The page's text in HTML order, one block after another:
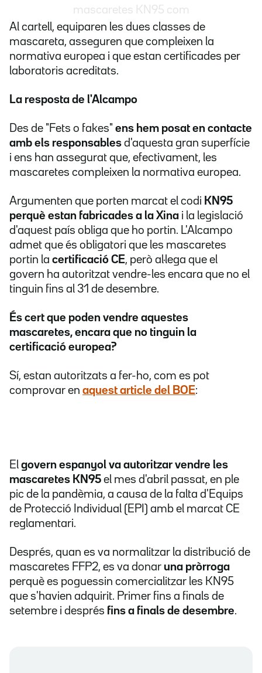
mascaretes KN95 com
Al cartell, equiparen les dues classes de
mascareta, asseguren que compleixen la
normativa europea i que estan certificades per
laboratoris acreditats.
La resposta de l'Alcampo
Des de "Fets o fakes" ens hem posat en contacte
amb els responsables d'aquesta gran superfície
i ens han assegurat que, efectivament, les
mascaretes compleixen la normativa europea.
Argumenten que porten marcat el codi KN95
perquè estan fabricades a la Xina i la legislació
d'aquest país obliga que ho portin. L'Alcampo
admet que és obligatori que les mascaretes
portin la certificació CE, però al·lega que el
govern ha autoritzat vendre-les encara que no el
tinguin fins al 31 de desembre.
És cert que poden vendre aquestes
mascaretes, encara que no tinguin la
certificació europea?
Sí, estan autoritzats a fer-ho, com es pot
comprovar en aquest article del BOE:
El govern espanyol va autoritzar vendre les
mascaretes KN95 el mes d'abril passat, en ple
pic de la pandèmia, a causa de la falta d'Equips
de Protecció Individual (EPI) amb el marcat CE
reglamentari.
Després, quan es va normalitzar la distribució de
mascaretes FFP2, es va donar una pròrroga
perquè es poguessin comercialitzar les KN95
que s'havien adquirit. Primer fins a finals de
setembre i després fins a finals de desembre.